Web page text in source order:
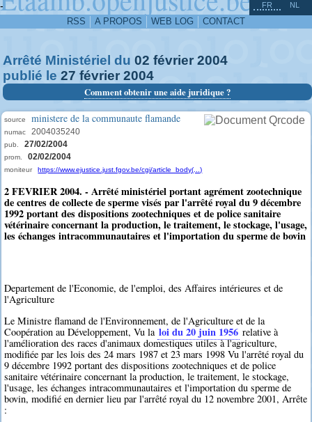
-
RSS A PROPOS WEB LOG CONTACT
FR NL
Arrêté Ministériel du 02 février 2004
publié le 27 février 2004
Comment obtenir une aide juridique ?
source ministere de la communaute flamande
numac 2004035240
pub. 27/02/2004
prom. 02/02/2004
moniteur https://www.ejustice.just.fgov.be/cgi/article_body(...)
2 FEVRIER 2004. - Arrêté ministériel portant agrément zootechnique
de centres de collecte de sperme visés par l'arrêté royal du 9 décembre
1992 portant des dispositions zootechniques et de police sanitaire
vétérinaire concernant la production, le traitement, le stockage, l'usage,
les échanges intracommunautaires et l'importation du sperme de bovin
Departement de l'Economie, de l'emploi, des Affaires intérieures et de
l'Agriculture
Le Ministre flamand de l'Environnement, de l'Agriculture et de la
Coopération au Développement, Vu la loi du 20 juin 1956 relative à
l'amélioration des races d'animaux domestiques utiles à l'agriculture,
modifiée par les lois des 24 mars 1987 et 23 mars 1998 Vu l'arrêté royal du
9 décembre 1992 portant des dispositions zootechniques et de police
sanitaire vétérinaire concernant la production, le traitement, le stockage,
l'usage, les échanges intracommunautaires et l'importation du sperme de
bovin, modifié en dernier lieu par l'arrêté royal du 12 novembre 2001, Arrête
:
^